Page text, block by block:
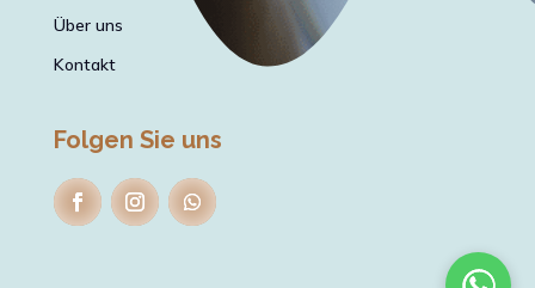
Über uns
Kontakt
Folgen Sie uns